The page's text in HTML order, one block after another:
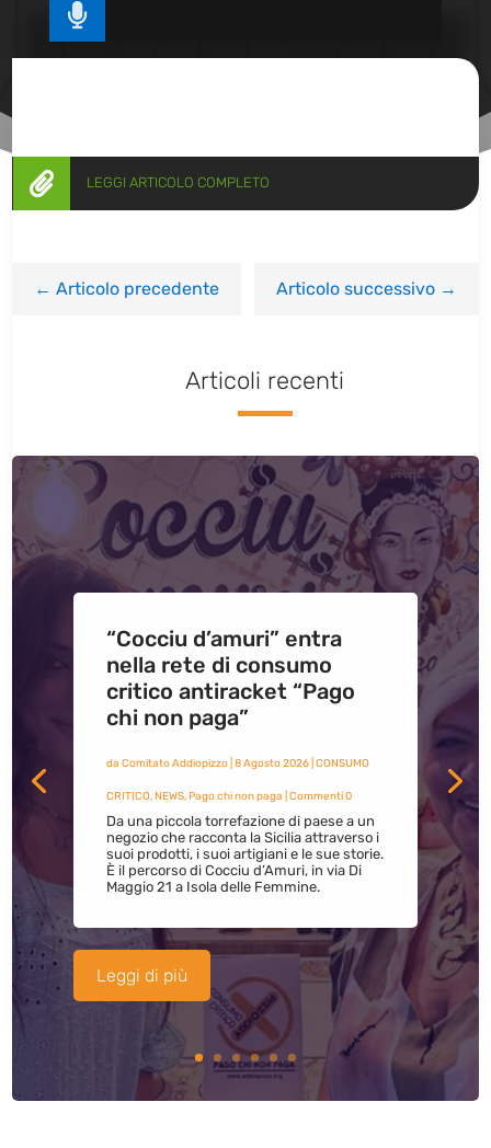

 LEGGI ARTICOLO COMPLETO
←Articolo precedente Articolo successivo→
Articoli recenti
“Cocciu d’amuri” entra
nella rete di consumo
critico antiracket “Pago
chi non paga”
da Comitato Addiopizzo| 8 Agosto 2026| CONSUMO
CRITICO,NEWS,Pago chi non paga | Commenti 0
Da una piccola torrefazione di paese a un
negozio che racconta la Sicilia attraverso i
suoi prodotti, i suoi artigiani e le sue storie.
È il percorso di Cocciu d’Amuri, in via Di
Maggio 21 a Isola delle Femmine.
Leggi di più